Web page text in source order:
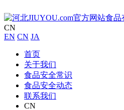
CN
EN CN JA
首页
关于我们
食品安全常识
食品安全动态
联系我们
CN